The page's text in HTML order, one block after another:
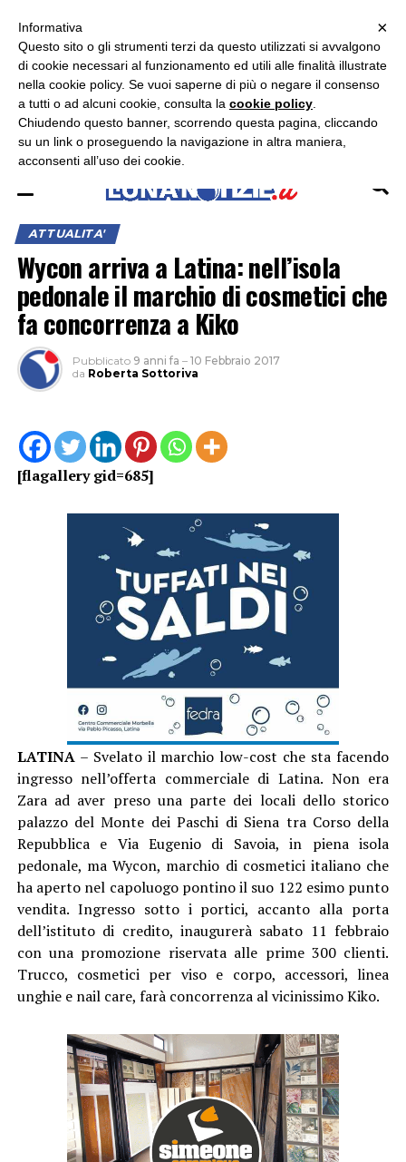
ASCOLTA RADIO LUNA
ATTUALITA'
Wycon arriva a Latina: nell’isola
pedonale il marchio di cosmetici che
fa concorrenza a Kiko
Pubblicato 9 anni fa – 10 Febbraio 2017
da Roberta Sottoriva
[flagallery gid=685]
LATINA– Svelato il marchio low-cost che sta facendo
ingresso nell’offerta commerciale di Latina. Non era
Zara ad aver preso una parte dei locali dello storico
palazzo del Monte dei Paschi di Siena tra Corso della
Repubblica e Via Eugenio di Savoia, in piena isola
pedonale, ma Wycon, marchio di cosmetici italiano che
ha aperto nel capoluogo pontino il suo 122 esimo punto
vendita. Ingresso sotto i portici, accanto alla porta
dell’istituto di credito, inaugurerà sabato 11 febbraio
con una promozione riservata alle prime 300 clienti.
Trucco, cosmetici per viso e corpo, accessori, linea
unghie e nail care, farà concorrenza al vicinissimo Kiko.
×
×
Informativa
Questo sito o gli strumenti terzi da questo utilizzati si avvalgono
di cookie necessari al funzionamento ed utili alle finalità illustrate
nella cookie policy. Se vuoi saperne di più o negare il consenso
a tutti o ad alcuni cookie, consulta la cookie policy
Chiudendo questo banner, scorrendo questa pagina, cliccando
su un link o proseguendo la navigazione in altra maniera,
acconsenti all’uso dei cookie.